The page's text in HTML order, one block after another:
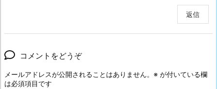
返信
コメントをどうぞ
メールアドレスが公開されることはありません。 ※ が付いている欄
は必須項目です